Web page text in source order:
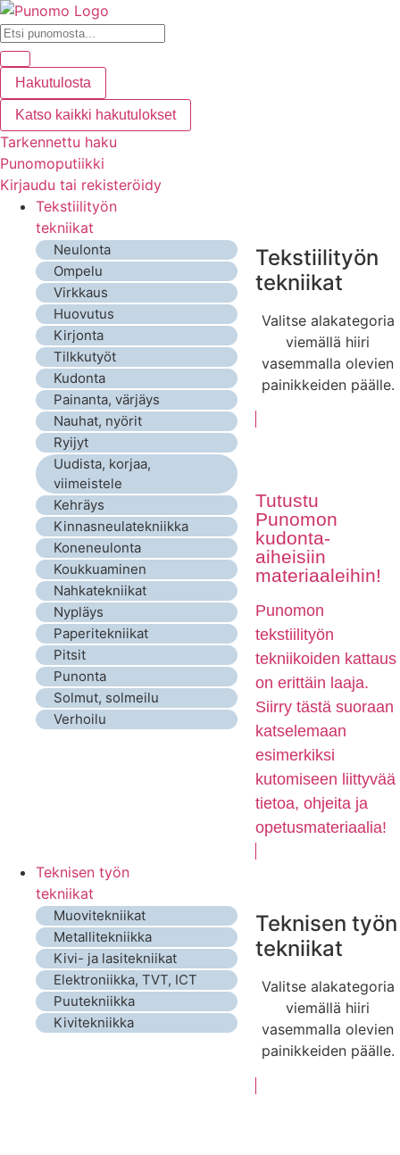
Hakutulosta
Katso kaikki hakutulokset
Tarkennettu haku
Punomoputiikki
Kirjaudu tai rekisteröidy
Tekstiilityön
tekniikat
Neulonta
Ompelu
Virkkaus
Huovutus
Kirjonta
Tilkkutyöt
Kudonta
Painanta, värjäys
Nauhat, nyörit
Ryijyt
Uudista, korjaa,
viimeistele
Kehräys
Kinnasneulatekniikka
Koneneulonta
Koukkuaminen
Nahkatekniikat
Nypläys
Paperitekniikat
Pitsit
Punonta
Solmut, solmeilu
Verhoilu
Tekstiilityön
tekniikat
Valitse alakategoria
viemällä hiiri
vasemmalla olevien
painikkeiden päälle.
Tutustu
Punomon
kudonta-
aiheisiin
materiaaleihin!
Punomon
tekstiilityön
tekniikoiden kattaus
on erittäin laaja.
Siirry tästä suoraan
katselemaan
esimerkiksi
kutomiseen liittyvää
tietoa, ohjeita ja
opetusmateriaalia!
Teknisen työn
tekniikat
Muovitekniikat
Metallitekniikka
Kivi- ja lasitekniikat
Elektroniikka, TVT, ICT
Puutekniikka
Kivitekniikka
Teknisen työn
tekniikat
Valitse alakategoria
viemällä hiiri
vasemmalla olevien
painikkeiden päälle.